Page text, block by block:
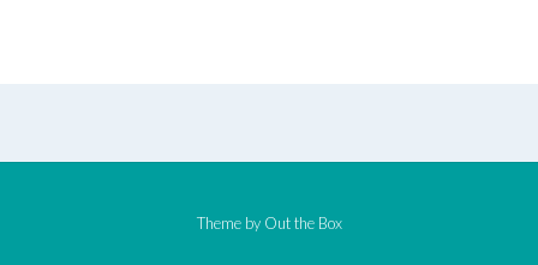
Theme by Out the Box